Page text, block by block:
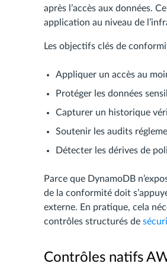
après l’accès aux données.
application au niveau de
Les objectifs clés de
Appliquer un accès au
Protéger les données
Capturer un historique
Soutenir les audits
Détecter les dérives de
Parce que DynamoDB
de la conformité doit
externe. En pratique, cela
contrôles structurés de
Contrôles natifs